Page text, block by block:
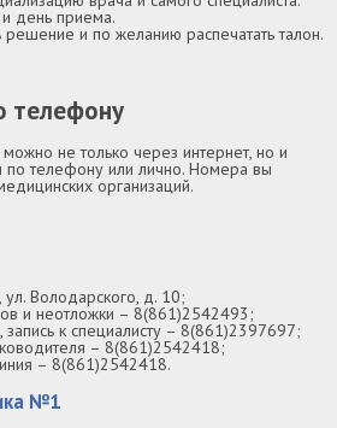
день приема.
и по желанию распечатать талон.
телефону
можно не только через интернет, но и
по телефону или лично. Номера вы
организаций.
ул. Володарского, д. 10;
и неотложки – 8(861)2542493;
запись к специалисту – 8(861)2397697;
– 8(861)2542418;
– 8(861)2542418.
№1